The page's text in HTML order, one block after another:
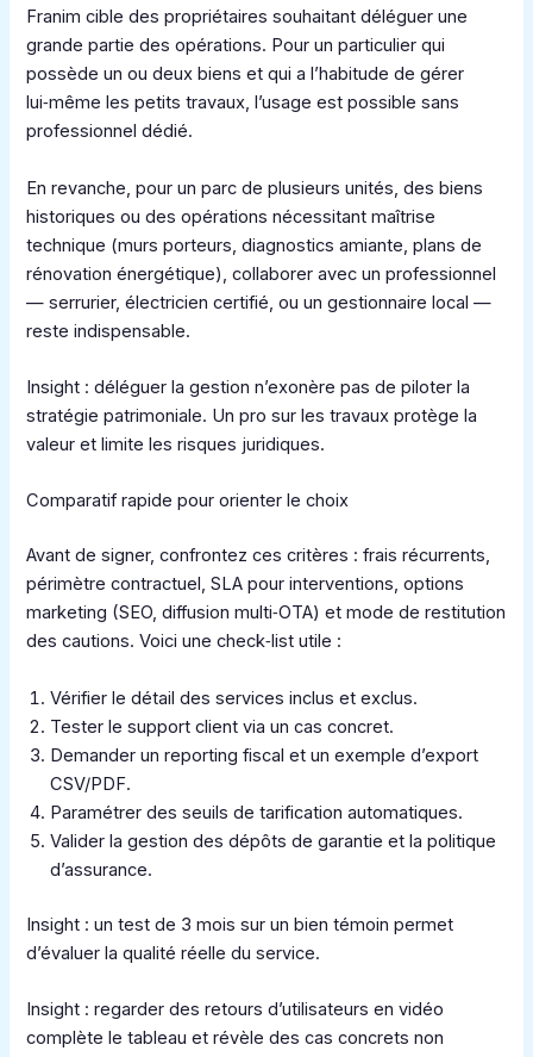
Franim cible des propriétaires souhaitant déléguer une
grande partie des opérations. Pour un particulier qui
possède un ou deux biens et qui a l’habitude de gérer
lui‑même les petits travaux, l’usage est possible sans
professionnel dédié.
En revanche, pour un parc de plusieurs unités, des biens
historiques ou des opérations nécessitant maîtrise
technique (murs porteurs, diagnostics amiante, plans de
rénovation énergétique), collaborer avec un professionnel
— serrurier, électricien certifié, ou un gestionnaire local —
reste indispensable.
Insight : déléguer la gestion n’exonère pas de piloter la
stratégie patrimoniale. Un pro sur les travaux protège la
valeur et limite les risques juridiques.
Comparatif rapide pour orienter le choix
Avant de signer, confrontez ces critères : frais récurrents,
périmètre contractuel, SLA pour interventions, options
marketing (SEO, diffusion multi‑OTA) et mode de restitution
des cautions. Voici une check‑list utile :
Vérifier le détail des services inclus et exclus.
Tester le support client via un cas concret.
Demander un reporting fiscal et un exemple d’export
CSV/PDF.
Paramétrer des seuils de tarification automatiques.
Valider la gestion des dépôts de garantie et la politique
d’assurance.
Insight : un test de 3 mois sur un bien témoin permet
d’évaluer la qualité réelle du service.
Insight : regarder des retours d’utilisateurs en vidéo
complète le tableau et révèle des cas concrets non